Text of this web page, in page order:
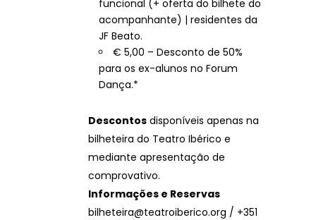
funcional (+ oferta do bilhete do
acompanhante) | residentes da
JF Beato.
€ 5,00 – Desconto de 50%
para os ex-alunos no Forum
Dança.*
Descontos disponíveis apenas na
bilheteira do Teatro Ibérico e
mediante apresentação de
comprovativo.
Informações e Reservas
bilheteira@teatroiberico.org / +351